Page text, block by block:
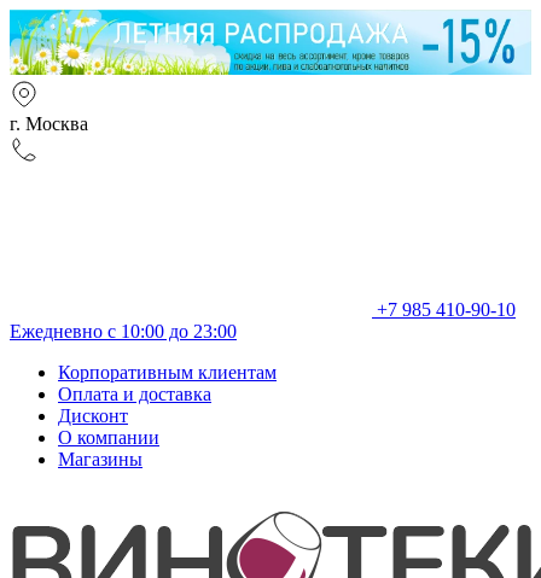
г. Москва
+7 985 410-90-10
Ежедневно с 10:00 до 23:00
Корпоративным клиентам
Оплата и доставка
Дисконт
О компании
Магазины